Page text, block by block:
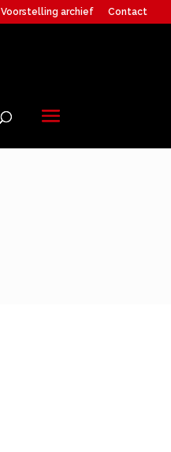
Voorstelling archief Contact